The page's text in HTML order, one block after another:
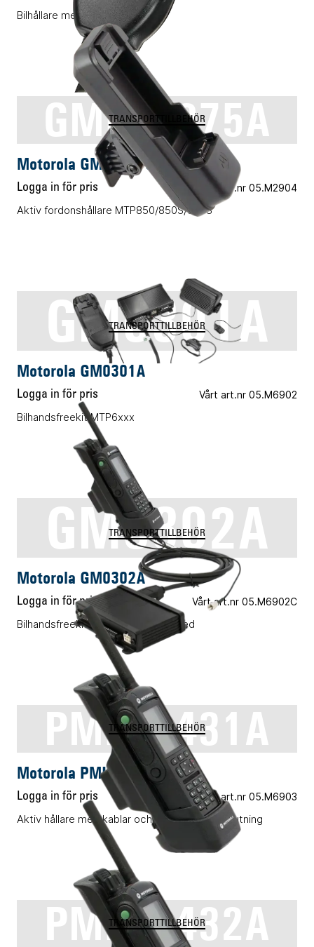
Bilhållare med kablar
GMLN5075A
TRANSPORTTILLBEHÖR
Motorola GMLN5075A
Logga in för pris Vårt art.nr 05.M2904
Aktiv fordonshållare MTP850/850S/830S
GM0301A
TRANSPORTTILLBEHÖR
Motorola GM0301A
Logga in för pris Vårt art.nr 05.M6902
Bilhandsfreekit MTP6xxx
GM0302A
TRANSPORTTILLBEHÖR
Motorola GM0302A
Logga in för pris Vårt art.nr 05.M6902C
Bilhandsfreekit MTP6xxx customized
PMLN6431A
TRANSPORTTILLBEHÖR
Motorola PMLN6431A
Logga in för pris Vårt art.nr 05.M6903
Aktiv hållare med kablar och yttre antennanslutning
PMLN6432A
TRANSPORTTILLBEHÖR